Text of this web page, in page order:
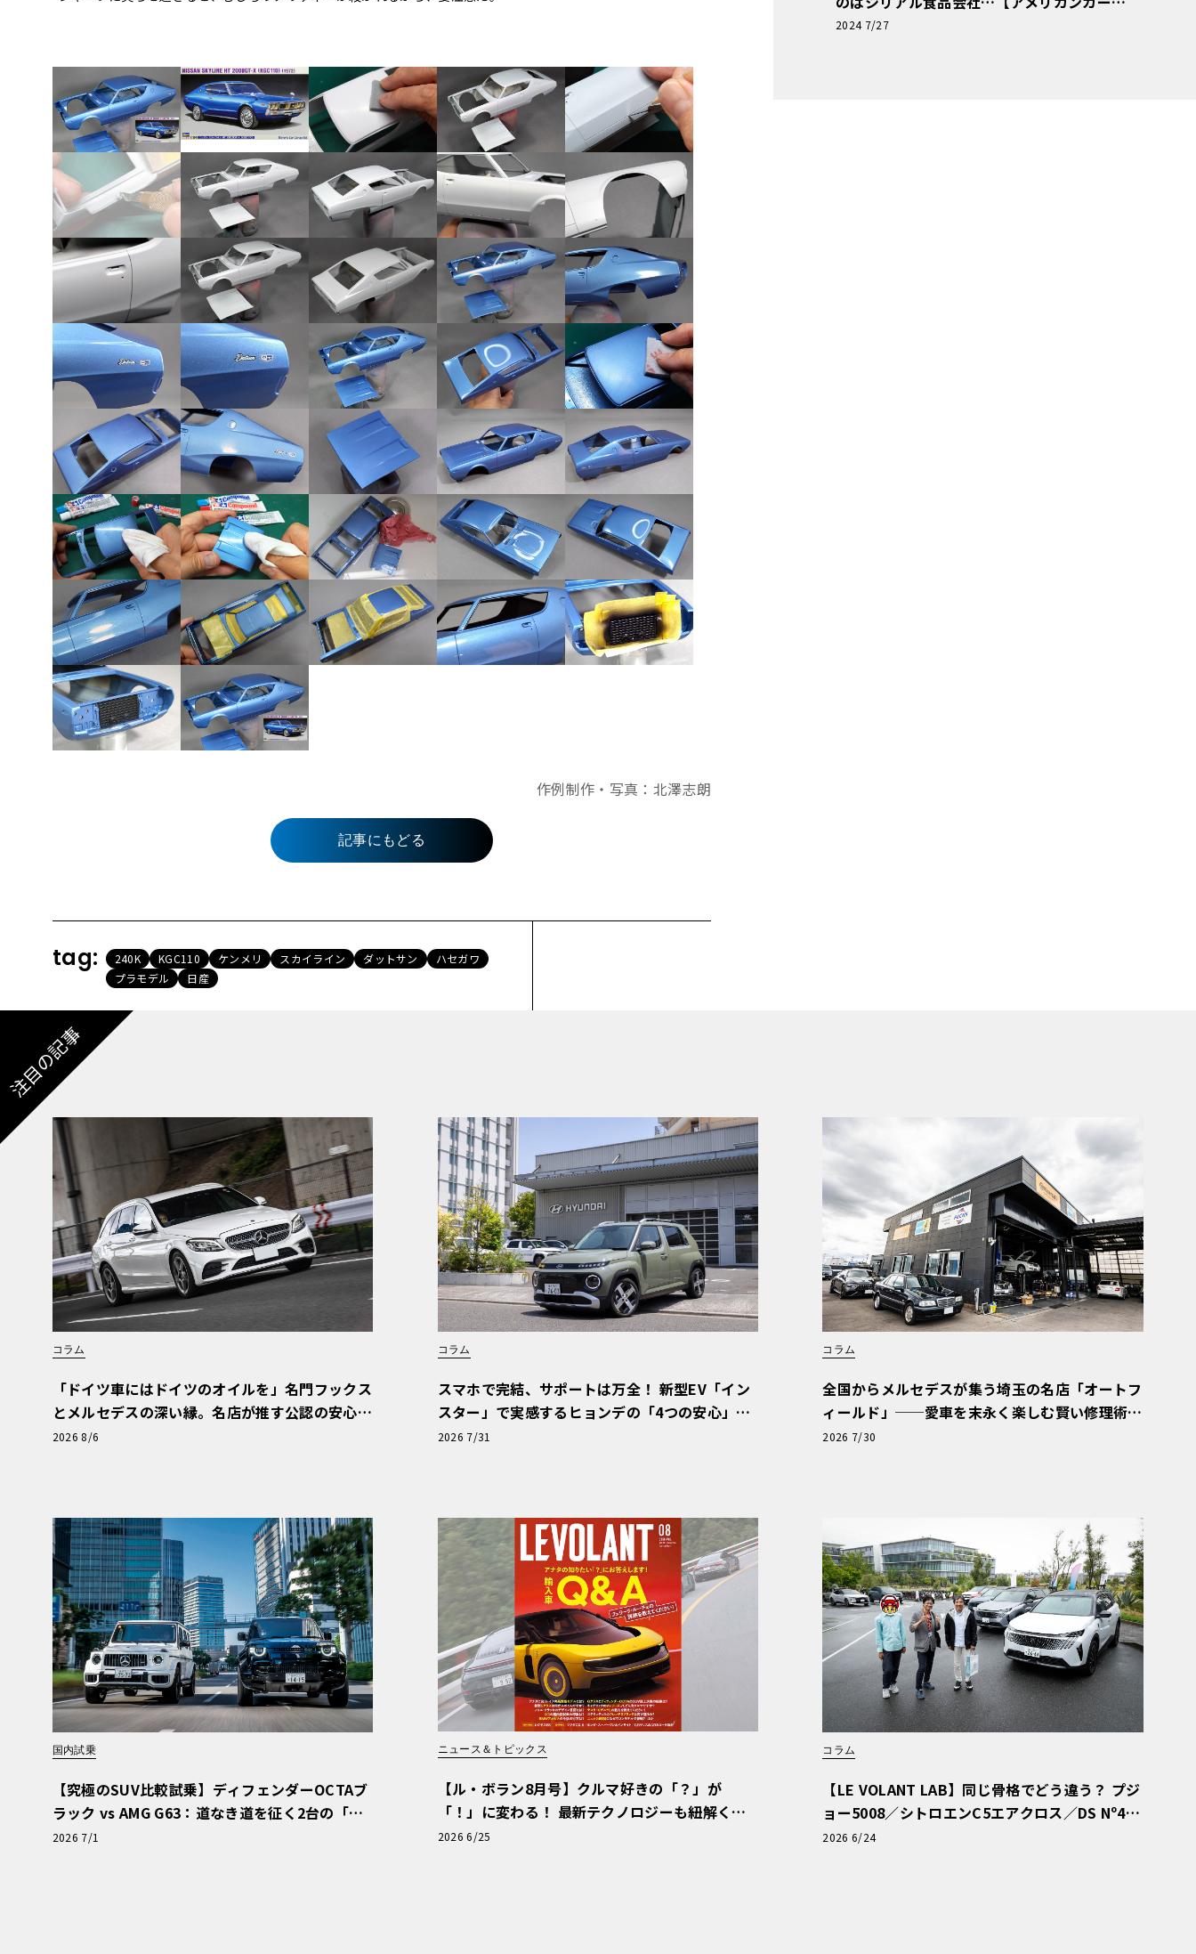
作例制作・写真：北澤志朗
記事にもどる
tag: 240K KGC110 ケンメリ スカイライン ダットサン
ハセガワ
プラモデル
日産
ラモ・クロニクル】第31回
2024 7/27
注目の記事
コラム
「ドイツ車にはドイツのオイルを」名門フックス
とメルセデスの深い縁。名店が推す公認の安心
と、Cクラスで味わうシルキーな走り〈PR〉
2026 8/6
コラム
スマホで完結、サポートは万全！ 新型EV「イン
スター」で実感するヒョンデの「4つの安心」
【第1回・ヒョンデ6つの疑問：Why? Hyunda
2026 7/31
コラム
全国からメルセデスが集う埼玉の名店「オートフ
ィールド」──愛車を末永く楽しむ賢い修理術
と、プロがフックス製オイルを選ぶ理由〈PR〉
2026 7/30
国内試乗
【究極のSUV比較試乗】ディフェンダーOCTAブ
ラック vs AMG G63：道なき道を征く2台の「対
極的アプローチ」
2026 7/1
ニュース＆トピックス
【ル・ボラン8月号】クルマ好きの「？」が
「！」に変わる！ 最新テクノロジーも紐解く
「輸入車Q&A」
2026 6/25
コラム
【LE VOLANT LAB】同じ骨格でどう違う？ プジ
ョー5008／シトロエンC5エアクロス／DS Nº4
読者一気乗りレポート
2026 6/24